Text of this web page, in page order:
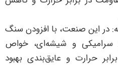
این صنعت، با افزودن سنگ
سرامیکی و شیشه‌ای، خواص
حرارت و عایق‌بندی بهبود